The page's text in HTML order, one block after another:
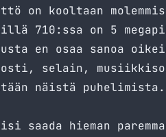
on kooltaan
710:ssa on 5
en osaa sanoa
selain,
näistä
hieman